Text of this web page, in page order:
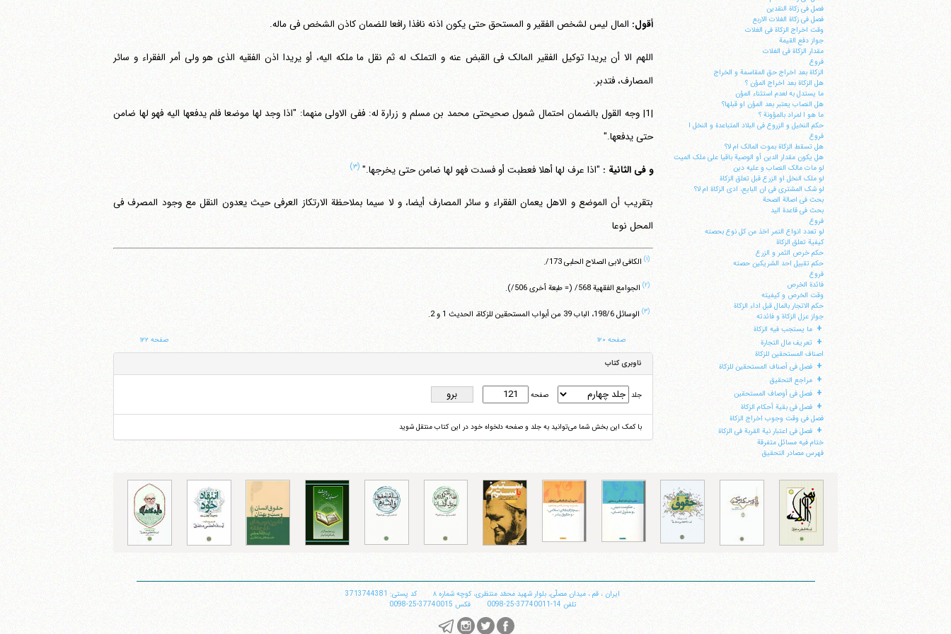
فصل فی زکاة النقدین
فصل فی زکاة الغلات الاربع
وقت اخراج الزکاة فی الغلات
جواز دفع القیمة
مقدار الزکاة فی الغلات
فروع
الزکاة بعد اخراج حق المقاسمة و الخراج
هل الزکاة بعد اخراج المؤن ؟
ما یستدل به لعدم استثناء المؤن
هل النصاب یعتبر بعد المؤن او قبلها؟
ما هو ا لمراد بالمؤونة ؟
حکم النخیل و الزروع فی البلاد المتباعدة و النخل ا
فروع
هل تسقط الزکاة بموت المالک ام لا؟
هل یکون مقدار الدین أو الوصیة باقیا علی ملک المیت
لو مات مالک النصاب و علیه دین
لو ملک النخل او الزرع قبل تعلق الزکاة
لو شک المشتری فی ان البایع، ادی الزکاة ام لا؟
بحث فی اصالة الصحة
بحث فی قاعدة الید
فروع
لو تعدد انواع التمر اخذ من کل نوع بحصته
کیفیة تعلق الزکاة
حکم خرص الثمر و الزرع
حکم تقبیل احد الشریکین حصته
فروع
فائدة الخرص
وقت الخرص و کیفیته
حکم الاتجار بالمال قبل اداء الزکاة
جواز عزل الزکاة و فائدته
+ ما یستجب فیه الزکاة
+ تعریف مال التجارة
اصناف المستحقین للزکاة
+ فصل فی أصناف المستحقین للزکاة
+ مراجع التحقیق
+ فصل فی أوصاف المستحقین
+ فصل فی بقیة أحکام الزکاة
فصل فی وقت وجوب اخراج الزکاة
+ فصل فی اعتبار نیة القربة فی الزکاة
ختام فیه مسائل متفرقة
فهرس مصادر التحقیق
أقول: المال لیس لشخص الفقیر و المستحق حتی یکون اذنه نافذا رافعا للضمان کاذن الشخص فی ماله.
اللهم الا أن یریدا توکیل الفقیر المالک فی القبض عنه و التملک له ثم نقل ما ملکه الیه، أو یریدا اذن الفقیه الذی هو ولی أمر الفقراء و سائر
المصارف، فتدبر.
|1| وجه القول بالضمان احتمال شمول صحیحتی محمد بن مسلم و زرارة له: ففی الاولی منهما: "اذا وجد لها موضعا فلم یدفعها الیه فهو لها ضامن
حتی یدفعها."
و فی الثانیة : "اذا عرف لها أهلا فعطبت أو فسدت فهو لها ضامن حتی یخرجها."(۳)
بتقریب أن الموضع و الاهل یعمان الفقراء و سائر المصارف أیضا، و لا سیما بملاحظة الارتکاز العرفی حیث یعدون النقل مع وجود المصرف فی
المحل نوعا
(۱) الکافی لابی الصلاح الحلبی 173/.
(۲) الجوامع الفقهیة 568/ (= طبعة أخری 506/).
(۳) الوسائل ‏198/6، الباب 39 من أبواب المستحقین للزکاة، الحدیث 1 و 2.
صفحه ۱۲۰ صفحه ۱۲۲
ناوبری کتاب
جلد صفحه
با کمک این بخش شما می‌توانید به جلد و صفحه دلخواه خود در این کتاب منتقل شوید
ایران ، قم ، میدان مصلّی، بلوار شهید محمّد منتظری، كوچه شماره ٨
کد پستی: 3713744381
تلفن 14-37740011-25-0098 فکس 37740015-25-0098
فکس 37740015-25-98+